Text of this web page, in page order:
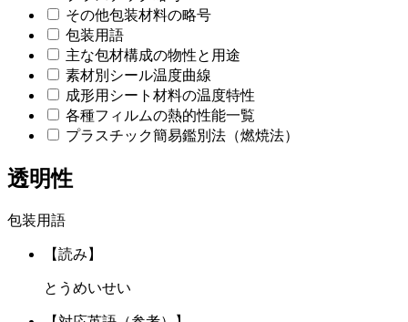
その他包装材料の略号
包装用語
主な包材構成の物性と用途
素材別シール温度曲線
成形用シート材料の温度特性
各種フィルムの熱的性能一覧
プラスチック簡易鑑別法（燃焼法）
透明性
包装用語
【読み】
とうめいせい